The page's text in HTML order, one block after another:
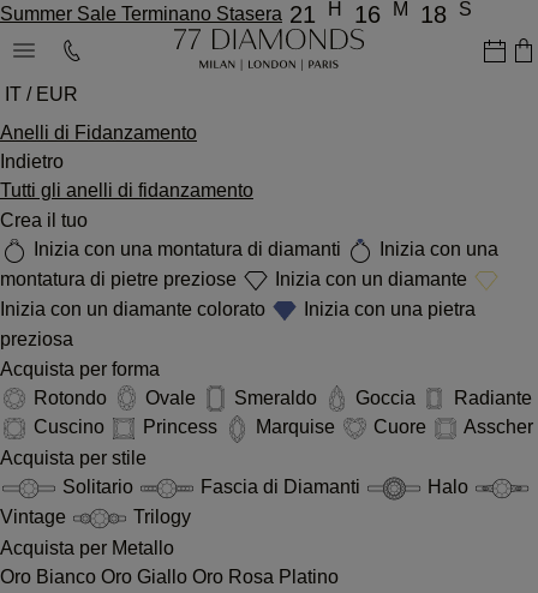
Summer Sale Terminano Stasera 21 H 16 M 18 S
IT / EUR
Anelli di Fidanzamento
Indietro
Tutti gli anelli di fidanzamento
Crea il tuo
Inizia con una montatura di diamanti
Inizia con una
montatura di pietre preziose
Inizia con un diamante
Inizia con un diamante colorato
Inizia con una pietra
preziosa
Acquista per forma
Rotondo
Ovale Smeraldo Goccia
Radiante
Cuscino
Princess Marquise Cuore
Asscher
Acquista per stile
Solitario
Fascia di Diamanti
Halo
Vintage
Trilogy
Acquista per Metallo
Oro Bianco Oro Giallo Oro Rosa Platino